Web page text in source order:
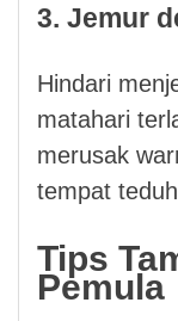
3. Jemur
Hindari
matahari
merusak
tempat
Tips
Pemula